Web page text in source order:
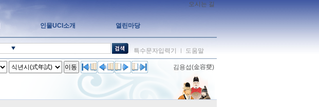
오시는 길
인물UCI소개 열린마당
특수문자입력기 ㅣ 도움말
이동 김용섭(金容燮)